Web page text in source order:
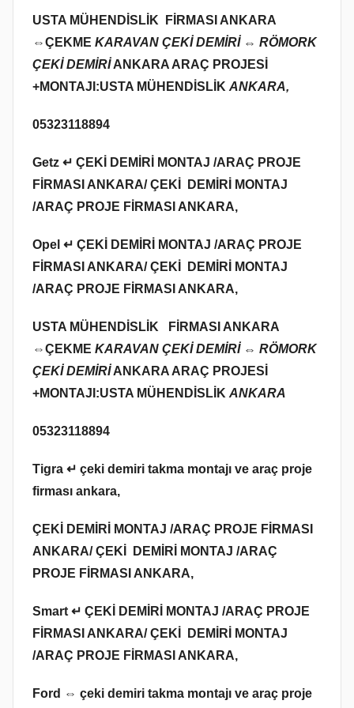
USTA MÜHENDİSLİK FİRMASI ANKARA
⇔ÇEKME KARAVAN ÇEKİ DEMİRİ ⇔ RÖMORK
ÇEKİ DEMİRİANKARA ARAÇ PROJESİ
+MONTAJI:USTA MÜHENDİSLİK ANKARA,
05323118894
Getz ↵ ÇEKİ DEMİRİ MONTAJ /ARAÇ PROJE
FİRMASI ANKARA/ ÇEKİ DEMİRİ MONTAJ
/ARAÇ PROJE FİRMASI ANKARA,
Opel ↵ ÇEKİ DEMİRİ MONTAJ /ARAÇ PROJE
FİRMASI ANKARA/ ÇEKİ DEMİRİ MONTAJ
/ARAÇ PROJE FİRMASI ANKARA,
USTA MÜHENDİSLİK FİRMASI ANKARA
⇔ÇEKME KARAVAN ÇEKİ DEMİRİ ⇔ RÖMORK
ÇEKİ DEMİRİANKARA ARAÇ PROJESİ
+MONTAJI:USTA MÜHENDİSLİK ANKARA
05323118894
Tigra ↵ çeki demiri takma montajı ve araç proje
firması ankara,
ÇEKİ DEMİRİ MONTAJ /ARAÇ PROJE FİRMASI
ANKARA/ ÇEKİ DEMİRİ MONTAJ /ARAÇ
PROJE FİRMASI ANKARA,
Smart ↵ ÇEKİ DEMİRİ MONTAJ /ARAÇ PROJE
FİRMASI ANKARA/ ÇEKİ DEMİRİ MONTAJ
/ARAÇ PROJE FİRMASI ANKARA,
Ford ⇔ çeki demiri takma montajı ve araç proje